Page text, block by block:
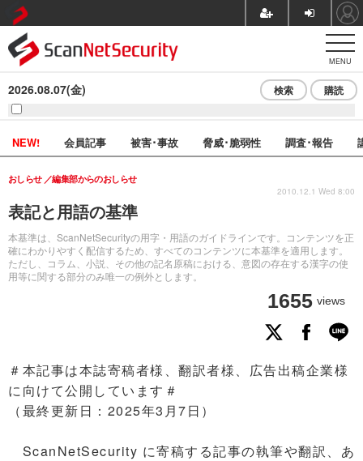
MENU
2026.08.07(金) 検索 購読
NEW! 会員記事 被害･事故 脅威･脆弱性 調査･報告
表記と用語の基準
本基準は、ScanNetSecurityの用字・用語のガイドラインです。コンテンツを正
確にわかりやすく配信するため、すべてのコンテンツに本基準を適用します。
ただし、コラム、小説、その他の記名原稿における、意図の存在する漢字の使
用等に関する部分のみ唯一の例外とします。
おしらせ 編集部からのおしらせ
1655 views
2010.12.1 Wed 8:00
＃本記事は本誌寄稿者様、翻訳者様、広告出稿企業様
に向けて公開しています＃
（最終更新日：2025年3月7日）
ScanNetSecurity に寄稿する記事の執筆や翻訳、あ